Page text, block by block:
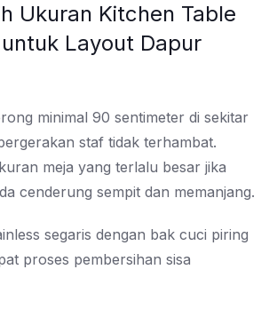
Ukuran Kitchen Table
Layout Dapur
minimal 90 sentimeter di sekitar
staf tidak terhambat.
meja yang terlalu besar jika
cenderung sempit dan memanjang.
segaris dengan bak cuci piring
proses pembersihan sisa